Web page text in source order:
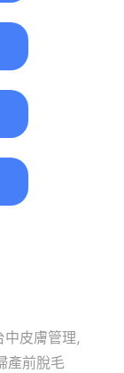
中皮膚管理
產前脫毛